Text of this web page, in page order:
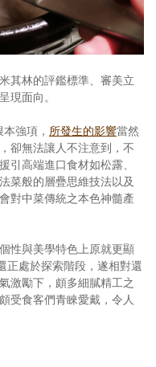
米其林的評鑑標準、審美立
現面向。
強項， 所發生的影響當然
卻無法讓人不注意到，不
引高端進口食材如松露、
菜般的層疊思維技法以及
對中菜傳統之本色神髓產
性與美學特色上原就更顯
正處於探索階段，遂相對還
激勵下，頗多細膩精工之
受食客們青睞愛戴，令人